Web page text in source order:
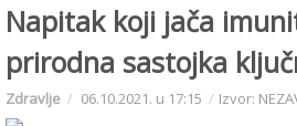
Napitak koji jača
prirodna sastojka
Zdravlje 06.10.2021. u 17:15 Izvor: